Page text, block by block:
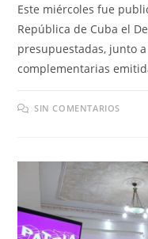
Este miércoles fue
República de Cuba el
presupuestadas, junto
complementarias
SIN COMENTARIOS